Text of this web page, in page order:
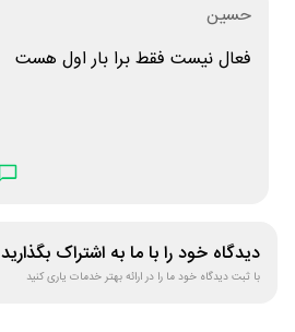
حسین
فعال نیست فقط برا بار اول هست
دیدگاه خود را با ما به اشتراک بگذارید
با ثبت دیدگاه خود ما را در ارائه بهتر خدمات یاری کنید